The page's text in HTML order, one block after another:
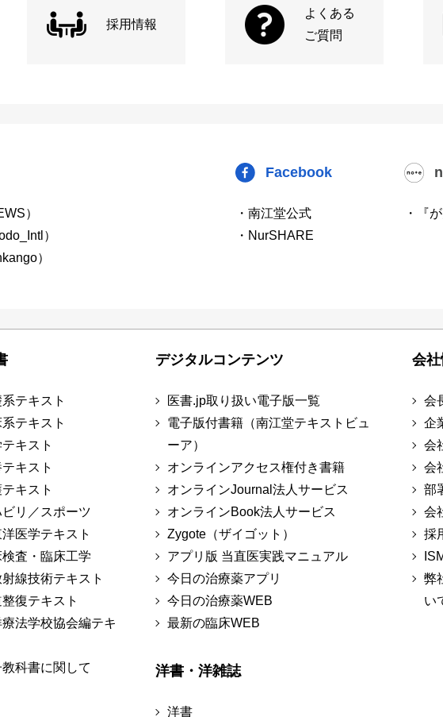
採用情報
よくある
ご質問
）
）
）
Facebook
・南江堂公式
・NurSHARE
・『
テキスト
テキスト
キスト
キスト
キスト
ビリ／スポーツ
洋医学テキスト
検査・臨床工学
射線技術テキスト
復テキスト
法学校協会編テキ
教科書に関して
デジタルコンテンツ
医書.jp取り扱い電子版一覧
電子版付書籍（南江堂テキストビュ
ーア）
オンラインアクセス権付き書籍
オンラインJournal法人サービス
オンラインBook法人サービス
Zygote（ザイゴット）
アプリ版 当直医実践マニュアル
今日の治療薬アプリ
今日の治療薬WEB
最新の臨床WEB
洋書・洋雑誌
洋書
会
会
企
会
会
部
会
採
弊
い